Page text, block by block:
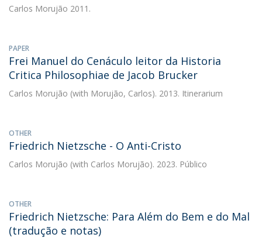
Carlos Morujão 2011.
PAPER
Frei Manuel do Cenáculo leitor da Historia
Critica Philosophiae de Jacob Brucker
Carlos Morujão (with Morujão, Carlos). 2013. Itinerarium
OTHER
Friedrich Nietzsche - O Anti-Cristo
Carlos Morujão (with Carlos Morujão). 2023. Público
OTHER
Friedrich Nietzsche: Para Além do Bem e do Mal
(tradução e notas)